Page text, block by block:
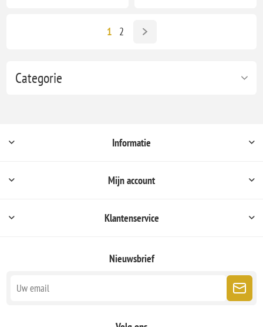
Categorie
1 2
Informatie
Mijn account
Klantenservice
Nieuwsbrief